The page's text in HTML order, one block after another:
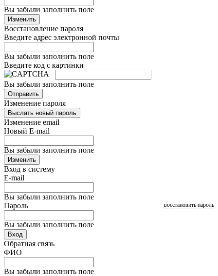
Вы забыли заполнить поле
Изменить
Восстановление пароля
Введите адрес электронной почты
Вы забыли заполнить поле
Введите код с картинки
Вы забыли заполнить поле
Отправить
Изменение пароля
Выслать новый пароль
Изменение email
Новый E-mail
Вы забыли заполнить поле
Изменить
Вход в систему
E-mail
Вы забыли заполнить поле
Пароль
Вы забыли заполнить поле
восстановить пароль
Вход
Обратная связь
ФИО
Вы забыли заполнить поле